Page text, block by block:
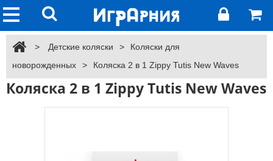
> Детские коляски >
Коляски для
новорожденных
> Коляска 2 в 1 Zippy Tutis New Waves
Коляска 2 в 1 Zippy Tutis New Waves